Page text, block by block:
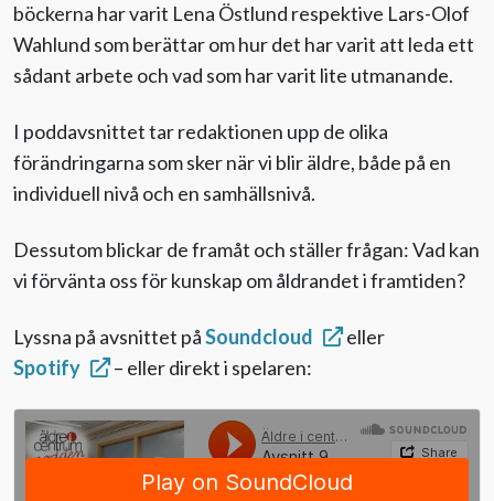
böckerna har varit Lena Östlund respektive Lars-Olof
Wahlund som berättar om hur det har varit att leda ett
sådant arbete och vad som har varit lite utmanande.
I poddavsnittet tar redaktionen upp de olika
förändringarna som sker när vi blir äldre, både på en
individuell nivå och en samhällsnivå.
Dessutom blickar de framåt och ställer frågan: Vad kan
vi förvänta oss för kunskap om åldrandet i framtiden?
Lyssna på avsnittet påSoundcloud
eller
Spotify
– eller direkt i spelaren: